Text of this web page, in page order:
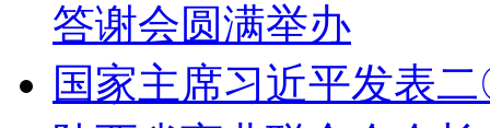
答谢会圆满举办
国家主席习近平发表